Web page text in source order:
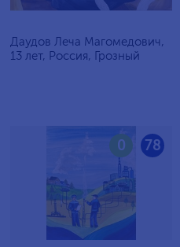
Даудов Леча Магомедович,
13 лет, Россия, Грозный
78
0